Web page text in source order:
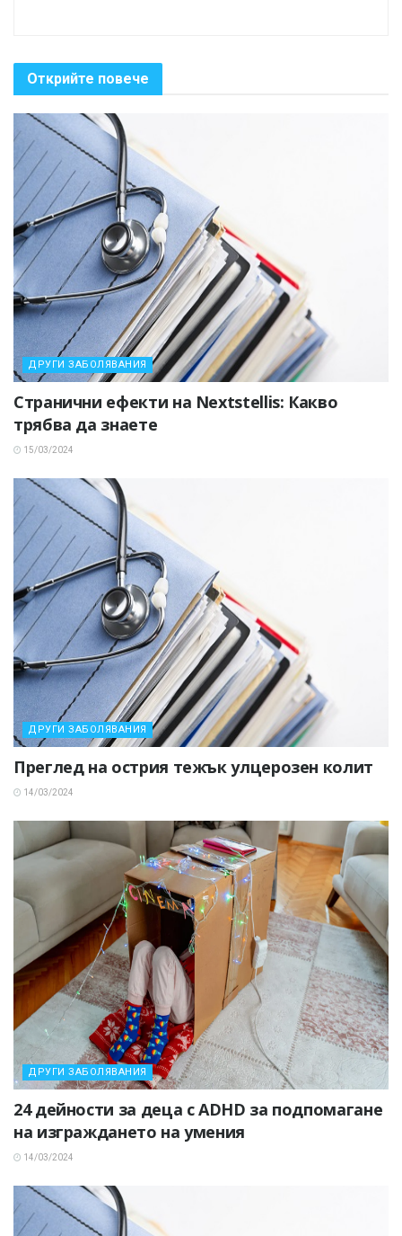
Открийте повече
ДРУГИ ЗАБОЛЯВАНИЯ
Странични ефекти на Nextstellis: Какво
трябва да знаете
15/03/2024
ДРУГИ ЗАБОЛЯВАНИЯ
Преглед на острия тежък улцерозен колит
14/03/2024
ДРУГИ ЗАБОЛЯВАНИЯ
24 дейности за деца с ADHD за подпомагане
на изграждането на умения
14/03/2024